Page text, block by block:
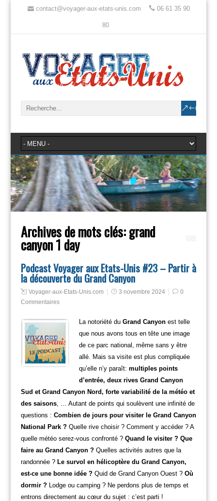
contact@voyager-aux-etats-unis.com 06 61 35 90
80
Archives de mots clés:grand
canyon 1 day
Podcast Voyager aux Etats-Unis #23 – Partir à
la découverte du Grand Canyon
Voyager-aux-Etats-Unis.com 3 novembre 2024
0
Commentaires
La notoriété du Grand Canyonest telle
que nous avons tous en tête une image
de ce parc national, même sans y être
allé. Mais sa visite est plus compliquée
qu’elle n’y paraît: multiples points
d’entrée, deux rives Grand Canyon
Sud et Grand Canyon Nord, forte variabilité de la météo et
des saisons, … Autant de points qui soulèvent une infinité de
questions : Combien de jours pour visiter le Grand Canyon
National Park ?Quelle rive choisir ? Comment y accéder ? A
quelle météo serez-vous confronté ? Quand le visiter ? Que
faire au Grand Canyon ?Quelles activités autres que la
randonnée ? Le survol en hélicoptère du Grand Canyon,
est-ce une bonne idée ?Quid de Grand Canyon Ouest ? Où
dormir ?Lodge ou camping ? Ne perdons plus de temps et
entrons directement au cœur du sujet : c’est parti !